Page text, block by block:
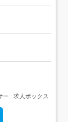
特に離乳食の
庫管理を行い
ー : 求人ボックス